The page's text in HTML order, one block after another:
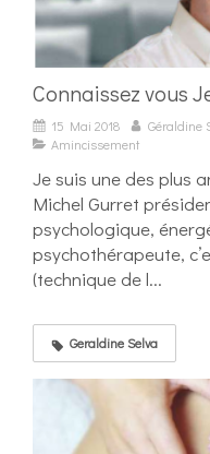
Connaissez vous
15 Mai 2018
Géraldine
Amincissement
Je suis une des plus
Michel Gurret
psychologique,
psychothérapeute,
(technique de l...
Geraldine Selva